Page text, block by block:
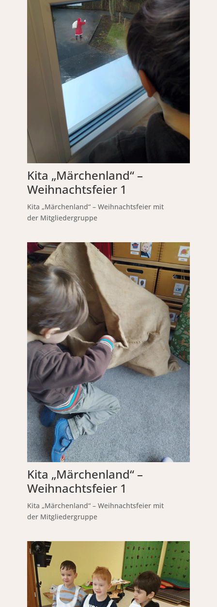
Kita „Märchenland“ –
Weihnachtsfeier 1
Kita „Märchenland“ – Weihnachtsfeier mit
der Mitgliedergruppe
Kita „Märchenland“ –
Weihnachtsfeier 1
Kita „Märchenland“ – Weihnachtsfeier mit
der Mitgliedergruppe